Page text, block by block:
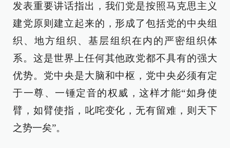
发表重要讲话指出，我们党是按照马克思主义
建党原则建立起来的，形成了包括党的中央组
织、地方组织、基层组织在内的严密组织体
系。这是世界上任何其他政党都不具有的强大
优势。党中央是大脑和中枢，党中央必须有定
于一尊、一锤定音的权威，这样才能“如身使
臂，如臂使指，叱咤变化，无有留难，则天下
之势一矣”。